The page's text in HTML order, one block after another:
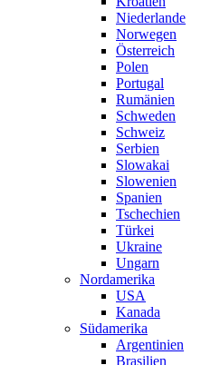
Niederlande
Norwegen
Österreich
Polen
Portugal
Rumänien
Schweden
Schweiz
Serbien
Slowakai
Slowenien
Spanien
Tschechien
Türkei
Ukraine
Ungarn
Nordamerika
USA
Kanada
Südamerika
Argentinien
Brasilien